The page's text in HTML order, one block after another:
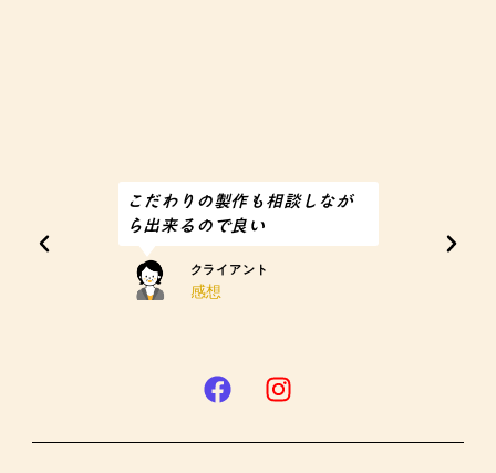
こだわりの製作も相談しなが
ら出来るので良い
クライアント
感想